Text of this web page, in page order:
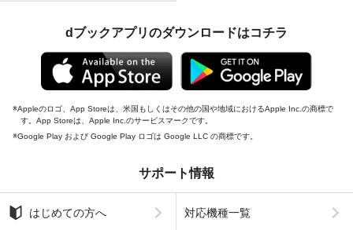
dブックアプリのダウンロードはコチラ
Appleのロゴ、App Storeは、米国もしくはその他の国や地域におけるApple Inc.の商標で
す。App Storeは、Apple Inc.のサービスマークです。
Google Play および Google Play ロゴは Google LLC の商標です。
サポート情報
はじめての方へ 対応機種一覧